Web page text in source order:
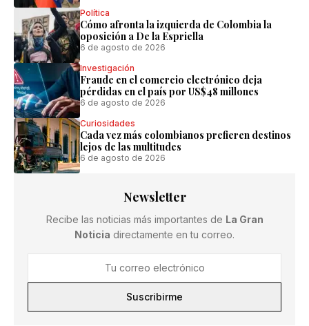
Política
Cómo afronta la izquierda de Colombia la
oposición a De la Espriella
6 de agosto de 2026
Investigación
Fraude en el comercio electrónico deja
pérdidas en el país por US$48 millones
6 de agosto de 2026
Curiosidades
Cada vez más colombianos prefieren destinos
lejos de las multitudes
6 de agosto de 2026
Newsletter
Recibe las noticias más importantes de La Gran
Noticia directamente en tu correo.
Suscribirme